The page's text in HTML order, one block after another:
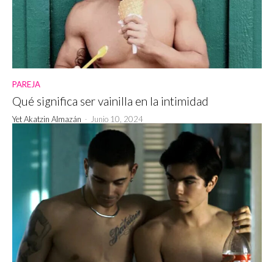
PAREJA
Qué significa ser vainilla en la intimidad
Yet Akatzin Almazán - Junio 10, 2024